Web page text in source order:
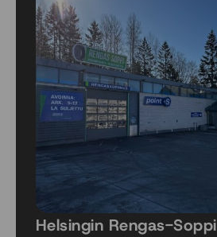
Helsingin Rengas-Soppi